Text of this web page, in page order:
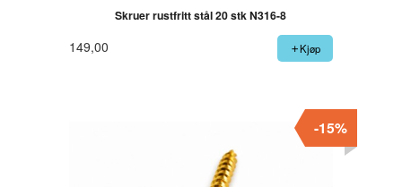
Skruer rustfritt stål 20 stk N316-8
149,00 Kjøp
-15%